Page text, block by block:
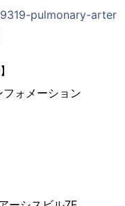
pulmonary-arter
ォメーション